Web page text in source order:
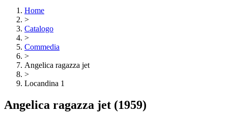
Home
>
Catalogo
>
Commedia
>
Angelica ragazza jet
>
Locandina 1
Angelica ragazza jet (1959)